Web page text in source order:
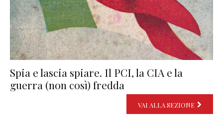
Spia e lascia spiare. Il PCI, la CIA e la
guerra (non così) fredda
VAI ALLA SEZIONE